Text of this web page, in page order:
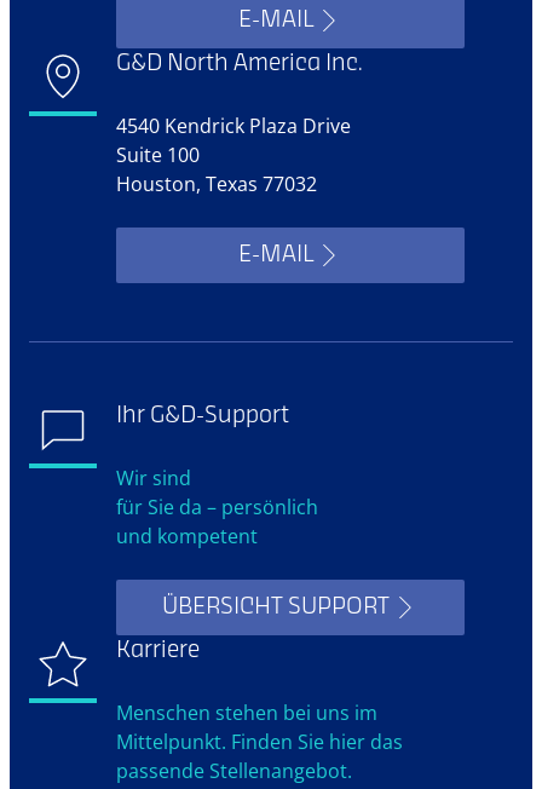
E-MAIL
G&D North America Inc.
4540 Kendrick Plaza Drive
Suite 100
Houston, Texas 77032
E-MAIL
Ihr G&D-Support
Wir sind
für Sie da – persönlich
und kompetent
ÜBERSICHT SUPPORT
Karriere
Menschen stehen bei uns im
Mittelpunkt. Finden Sie hier das
passende Stellenangebot.